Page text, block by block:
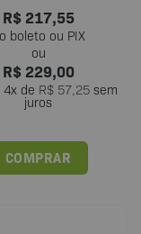
R$217,55
R$229,00
4x de R$57,25sem
juros
COMPRAR
Este